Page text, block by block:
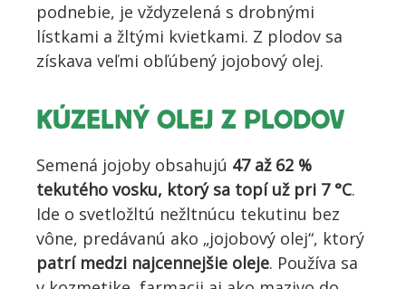
podnebie, je vždyzelená s drobnými
lístkami a žltými kvietkami. Z plodov sa
získava veľmi obľúbený jojobový olej.
KÚZELNÝ OLEJ Z PLODOV
Semená jojoby obsahujú 47 až 62 %
tekutého vosku, ktorý sa topí už pri 7 °C.
Ide o svetložltú nežltnúcu tekutinu bez
vône, predávanú ako „jojobový olej“, ktorý
patrí medzi najcennejšie oleje. Používa sa